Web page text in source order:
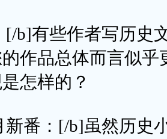
有些作者写历史文
作品总体而言似
怎样的？
：[/b]虽然历史小